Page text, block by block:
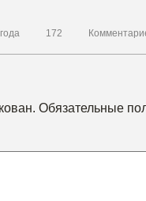
172
Обязательные